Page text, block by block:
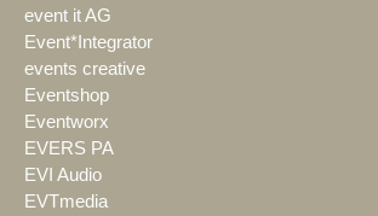
event it AG
Event*Integrator
events creative
Eventshop
Eventworx
EVERS PA
EVI Audio
EVTmedia